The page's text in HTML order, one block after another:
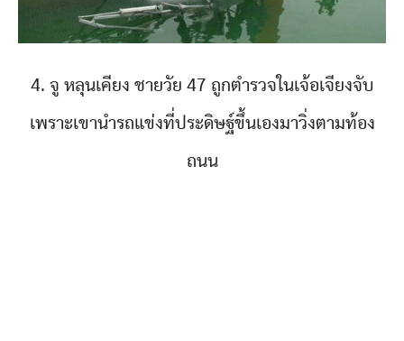
4. จู หลุนเคียง ชายวัย 47 ถูกตำรวจในเจ้อเจียงจับ
เพราะเขานำรถแข่งที่ประดิษฐ์ขึ้นเองมาวิ่งตามท้อง
ถนน